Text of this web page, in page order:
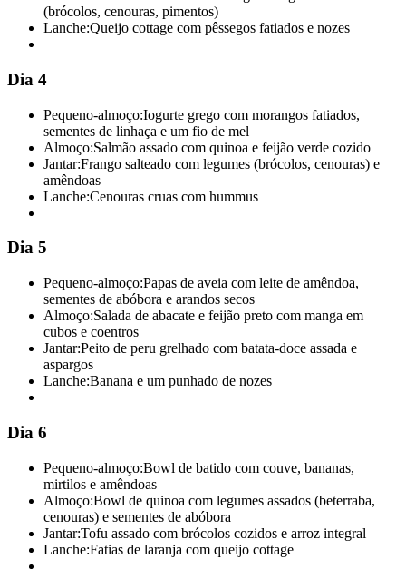
(brócolos, cenouras, pimentos)
Lanche:Queijo cottage com pêssegos fatiados e nozes
Dia 4
Pequeno-almoço:Iogurte grego com morangos fatiados,
sementes de linhaça e um fio de mel
Almoço:Salmão assado com quinoa e feijão verde cozido
Jantar:Frango salteado com legumes (brócolos, cenouras) e
amêndoas
Lanche:Cenouras cruas com hummus
Dia 5
Pequeno-almoço:Papas de aveia com leite de amêndoa,
sementes de abóbora e arandos secos
Almoço:Salada de abacate e feijão preto com manga em
cubos e coentros
Jantar:Peito de peru grelhado com batata-doce assada e
aspargos
Lanche:Banana e um punhado de nozes
Dia 6
Pequeno-almoço:Bowl de batido com couve, bananas,
mirtilos e amêndoas
Almoço:Bowl de quinoa com legumes assados (beterraba,
cenouras) e sementes de abóbora
Jantar:Tofu assado com brócolos cozidos e arroz integral
Lanche:Fatias de laranja com queijo cottage